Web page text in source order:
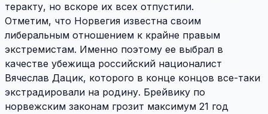
теракту, но вскоре их всех отпустили.
Отметим, что Норвегия известна своим
либеральным отношением к крайне правым
экстремистам. Именно поэтому ее выбрал в
качестве убежища российский националист
Вячеслав Дацик, которого в конце концов все-таки
экстрадировали на родину. Брейвику по
норвежским законам грозит максимум 21 год